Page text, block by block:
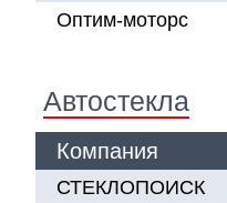
Оптим-моторс
Автостекла
Компания
СТЕКЛОПОИСК